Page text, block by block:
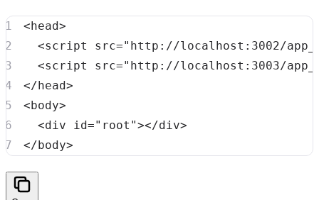
<head>
<script src=" http://localhost:3002/
<script src=" http://localhost:3003/
</head>
<body>
<div id=" root "></div>
</body>